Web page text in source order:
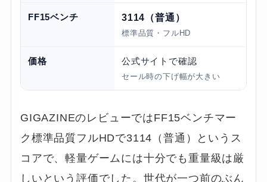
FF15ベンチ 3114（普通）
標準品質・フルHD
価格 公式サイトで確認
セール時の下げ幅が大きい
GIGAZINEのレビューではFF15ベンチマー
ク標準品質フルHDで3114（普通）というス
コアで、軽量ゲームには十分でも重量級は厳
しいという評価でした。世代が一つ前のぶん